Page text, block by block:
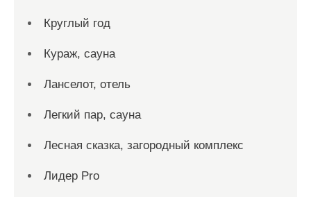
Круглый год
Кураж, сауна
Ланселот, отель
Легкий пар, сауна
Лесная сказка, загородный комплекс
Лидер Pro